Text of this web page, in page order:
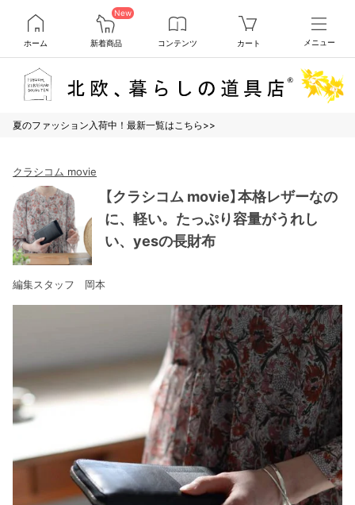
ホーム
New
新着商品 コンテンツ カート メニュー
夏のファッション入荷中！最新一覧はこちら>>
クラシコム movie
【クラシコム movie】本格レザーなの
に、軽い。たっぷり容量がうれし
い、yesの長財布
編集スタッフ 岡本